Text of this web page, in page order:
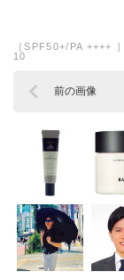
［SPF50+/PA ++++
10
前の画像